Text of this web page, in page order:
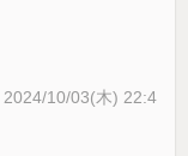
2024/10/03(木) 22:4